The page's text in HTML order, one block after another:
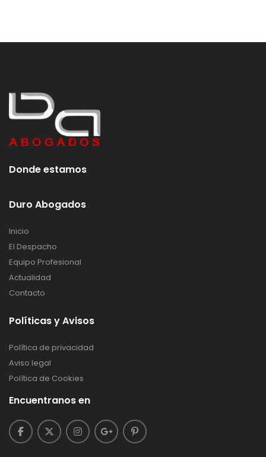
Donde estamos
Duro Abogados
Inicio
El Despacho
Equipo Profesional
Actualidad
Contacto
Políticas y Avisos
Política de privacidad
Aviso legal
Política de Cookies
Encuentranos en